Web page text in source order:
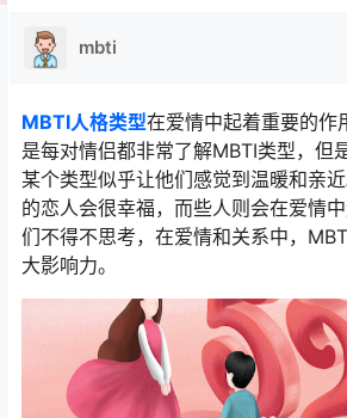
mbti
MBTI人格类型在爱情中起着重要的作
是每对情侣都非常了解MBTI类型，但
某个类型似乎让他们感觉到温暖和亲
的恋人会很幸福，而些人则会在爱情
们不得不思考，在爱情和关系中，
大影响力。